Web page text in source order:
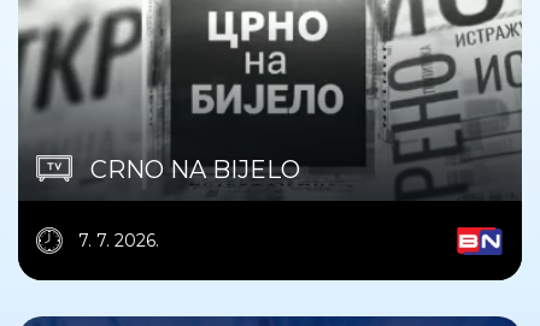
CRNO NA BIJELO
7. 7. 2026.